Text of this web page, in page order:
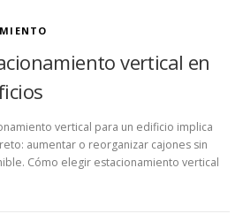
vertical en
vertical para un edificio implica
aumentar o reorganizar cajones sin
Cómo elegir estacionamiento vertical